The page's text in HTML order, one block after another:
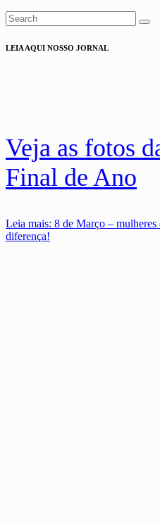
LEIA AQUI NOSSO JORNAL
Veja as fotos
Final de Ano
Leia mais: 8 de Março –
diferença!